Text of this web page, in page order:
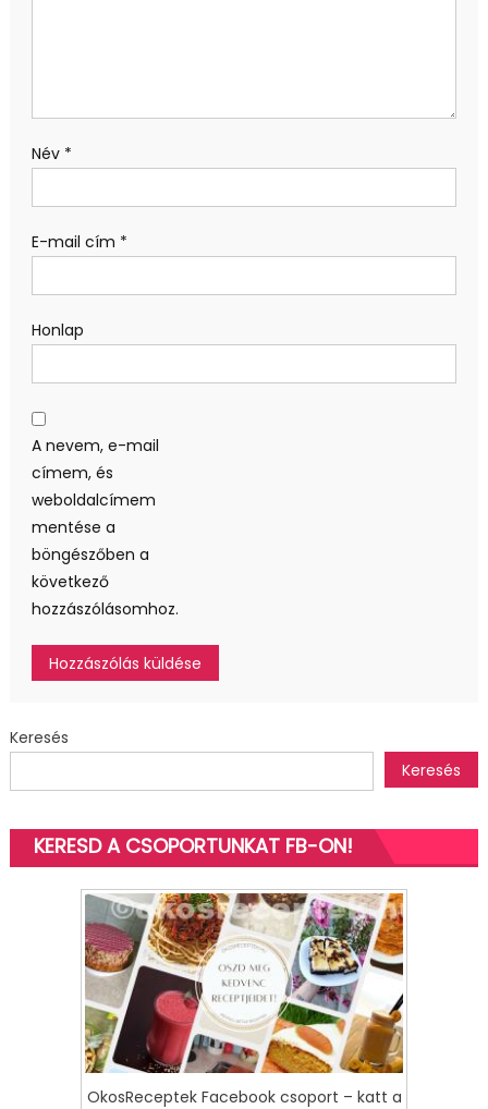
Név *
E-mail cím *
Honlap
A nevem, e-mail
címem, és
weboldalcímem
mentése a
böngészőben a
következő
hozzászólásomhoz.
Keresés
Keresés
KERESD A CSOPORTUNKAT FB-ON!
OkosReceptek Facebook csoport – katt a